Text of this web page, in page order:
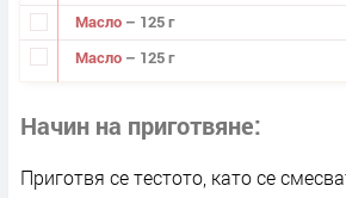
Масло – 125 г
Масло – 125 г
Начин на приготвяне
Приготвя се тестото, като се